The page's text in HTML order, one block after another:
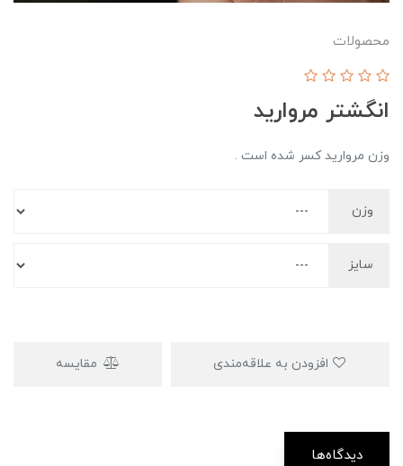
محصولات
انگشتر مروارید
وزن مروارید کسر شده است .
وزن
سایز
مقایسه
دیدگاه‌ها